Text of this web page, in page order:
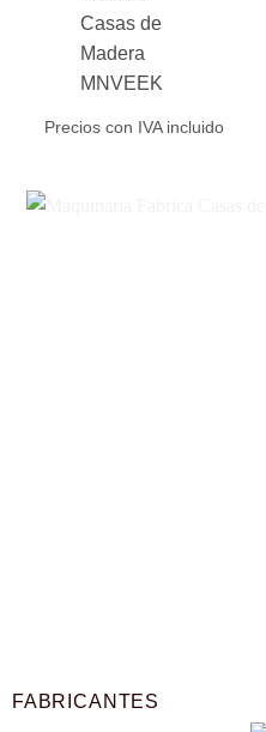
Precios con IVA incluido
FABRICANTES